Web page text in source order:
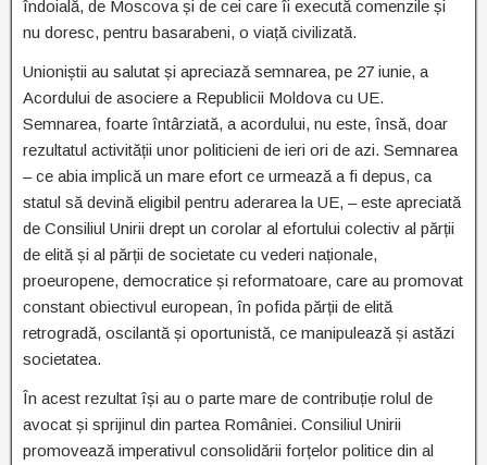
îndoială, de Moscova și de cei care îi execută comenzile și
nu doresc, pentru basarabeni, o viață civilizată.
Unioniștii au salutat și apreciază semnarea, pe 27 iunie, a
Acordului de asociere a Republicii Moldova cu UE.
Semnarea, foarte întârziată, a acordului, nu este, însă, doar
rezultatul activității unor politicieni de ieri ori de azi. Semnarea
– ce abia implică un mare efort ce urmează a fi depus, ca
statul să devină eligibil pentru aderarea la UE, – este apreciată
de Consiliul Unirii drept un corolar al efortului colectiv al părții
de elită și al părții de societate cu vederi naționale,
proeuropene, democratice și reformatoare, care au promovat
constant obiectivul european, în pofida părții de elită
retrogradă, oscilantă și oportunistă, ce manipulează și astăzi
societatea.
În acest rezultat își au o parte mare de contribuție rolul de
avocat și sprijinul din partea României. Consiliul Unirii
promovează imperativul consolidării forțelor politice din al